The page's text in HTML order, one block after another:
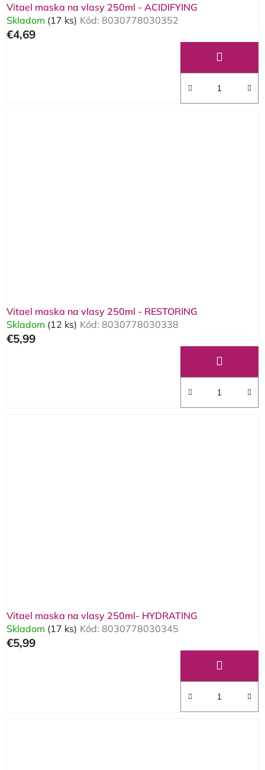
Vitael maska na vlasy 250ml - ACIDIFYING
Skladom (17 ks) Kód: 8030778030352
€4,69
Vitael maska na vlasy 250ml - RESTORING
Skladom (12 ks) Kód: 8030778030338
€5,99
Vitael maska na vlasy 250ml- HYDRATING
Skladom (17 ks) Kód: 8030778030345
€5,99